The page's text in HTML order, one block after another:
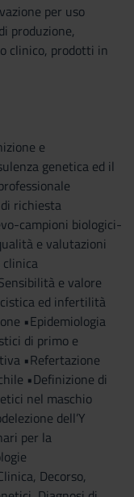
per uso
produzione,
clinico, prodotti in
e
genetica ed il
richiesta
campioni biologici-
e valutazioni
e valore
ed infertilità
•Epidemiologia
di primo e
•Refertazione
•Definizione di
nel maschio
dell’Y
per la
Decorso,